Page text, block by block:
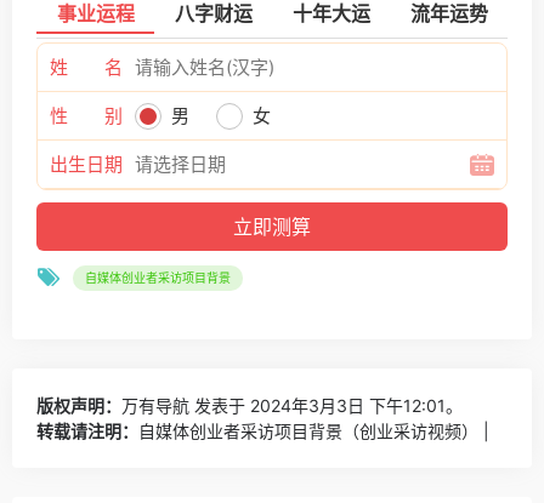
事业运程 八字财运 十年大运 流年运势
姓 名
性 别 男 女
出生日期
自媒体创业者采访项目背景
版权声明： 万有导航 发表于 2024年3月3日 下午12:01。
转载请注明：
自媒体创业者采访项目背景（创业采访视频） |